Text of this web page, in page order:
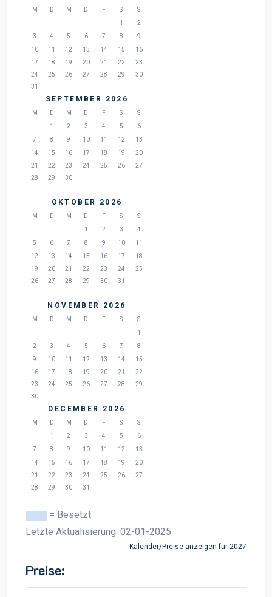
M D M D F S
S
1
2
3
4 5 6 7 8
9
10
11 12 13 14 15
16
17
18 19 20 21 22
23
24
25 26 27 28 29
30
31
SEPTEMBER 2026
M D M D F S
S
1
2 3 4 5
6
7
8 9 10 11 12
13
14
15 16 17 18 19
20
21
22 23 24 25 26
27
28
29 30
OKTOBER 2026
M D M D F S
S
1
2 3
4
5
6 7 8 9 10
11
12
13 14 15 16 17
18
19
20 21 22 23 24
25
26
27 28 29 30 31
NOVEMBER 2026
M D M D F S
S
1
2
3 4 5 6 7
8
9
10 11 12 13 14
15
16
17 18 19 20 21
22
23
24 25 26 27 28
29
30
DECEMBER 2026
M D M D F S
S
1
2 3 4 5
6
7
8 9 10 11 12
13
14
15 16 17 18 19
20
21
22 23 24 25 26
27
28
29 30 31
= Besetzt
Letzte Aktualisierung: 02-01-2025
Kalender/Preise anzeigen für 2027
Preise: